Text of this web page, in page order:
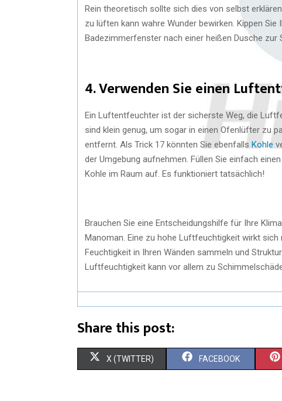
Rein theoretisch sollte sich dies von selbst
zu lüften kann wahre Wunder bewirken. Kippen
Badezimmerfenster nach einer heißen Dusche zur
4. Verwenden Sie einen
Ein Luftentfeuchter ist der sicherste Weg, die
sind klein genug, um sogar in einen Ofenlüfter zu
entfernt. Als Trick 17 könnten Sie ebenfalls Kohle
der Umgebung aufnehmen. Füllen Sie einfach
Kohle im Raum auf. Es funktioniert tatsächlich!
Brauchen Sie eine Entscheidungshilfe für Ihre
Manoman. Eine zu hohe Luftfeuchtigkeit wirkt
Feuchtigkeit in Ihren Wänden sammeln und
Luftfeuchtigkeit kann vor allem zu
Share this post:
X (TWITTER) FACEBOOK